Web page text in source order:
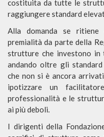
costituita da tutte le
raggiungere standard
Alla domanda se ritiene
premialità da parte della
strutture che investono in
andando oltre gli
che non si è ancora
ipotizzare un
professionalità e le
ai più deboli.
I dirigenti della